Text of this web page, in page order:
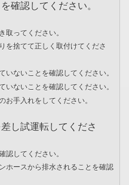
確認してください。
ってください。
を捨てて正しく取付けてくださ
ないことを確認してください。
ないことを確認してください。
手入れをしてください。
し試運転してくださ
してください。
ースから排水されることを確認